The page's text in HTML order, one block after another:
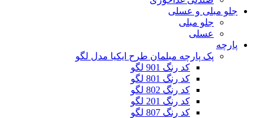
جلو مبلی و عسلی
جلو مبلی
عسلی
پارچه
پک پارچه مبلمان طرح ایکیا مدل لگو
کد رنگ 901 لگو
کد رنگ 801 لگو
کد رنگ 802 لگو
کد رنگ 201 لگو
کد رنگ 807 لگو